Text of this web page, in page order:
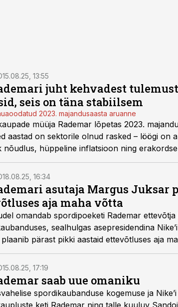
15.08.25, 13:55
juht kehvadest
seis on täna stabiilsem
2023. majandusaasta aruanne
müüja Rademar lõpetas 2023.
aastad on sektorile olnud rasked – löögi on
nõudlus, hüppeline inflatsioon ning
18.08.25, 16:34
asutaja Margus Juksar
aja maha võtta
omandab spordipoeketi Rademar
sealhulgas asepresidendina
pärast pikki aastaid ettevõtluses aja
15.08.25, 17:19
saab uue omaniku
spordikaubanduse kogemuse ja
keti Rademar ning talle kuuluv